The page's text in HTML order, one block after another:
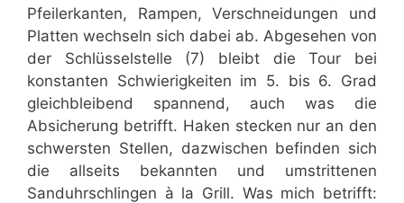
Pfeilerkanten, Rampen, Verschneidungen und
Platten wechseln sich dabei ab. Abgesehen von
der Schlüsselstelle (7) bleibt die Tour bei
konstanten Schwierigkeiten im 5. bis 6. Grad
gleichbleibend spannend, auch was die
Absicherung betrifft. Haken stecken nur an den
schwersten Stellen, dazwischen befinden sich
die allseits bekannten und umstrittenen
Sanduhrschlingen à la Grill. Was mich betrifft: